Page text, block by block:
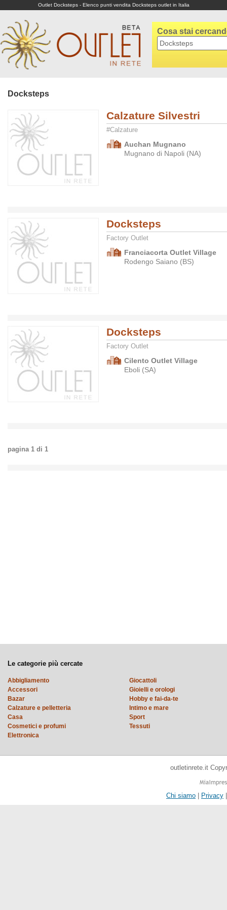
Outlet Docksteps - Elenco punti vendita Docksteps outlet in Italia
Cosa stai
Docksteps
Calzature Silvestri
#Calzature
Auchan Mugnano
Mugnano di Napoli (NA)
Docksteps
Factory Outlet
Franciacorta Outlet Village
Rodengo Saiano (BS)
Docksteps
Factory Outlet
Cilento Outlet Village
Eboli (SA)
pagina 1 di 1
Le categorie più cercate
Abbigliamento
Accessori
Bazar
Calzature e pelletteria
Casa
Cosmetici e profumi
Elettronica
Giocattoli
Gioielli e orologi
Hobby e fai-da-te
Intimo e mare
Sport
Tessuti
outletinrete.it
Chi siamo | Privacy